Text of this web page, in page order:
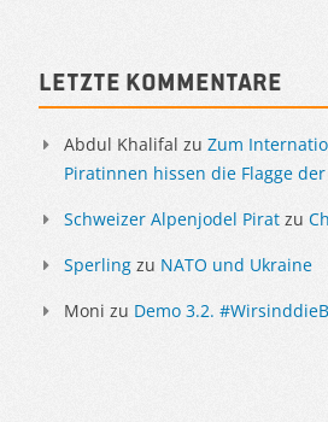
Letzte Kommentare
Abdul Khalifal zu Zum
Piratinnen hissen die Flagge
Schweizer Alpenjodel Pirat zu
Sperling zu NATO und Ukraine
Moni zu Demo 3.2.